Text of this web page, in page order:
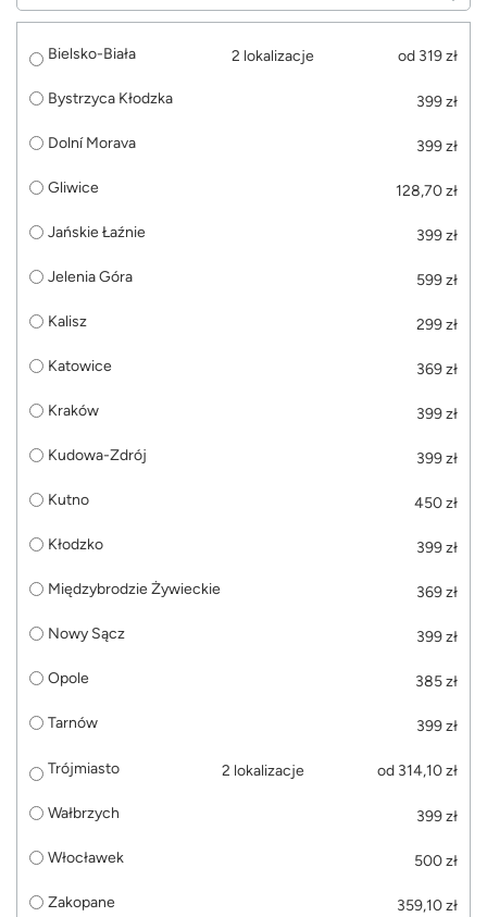
Bielsko-Biała 2 lokalizacje od 319 zł
Bystrzyca Kłodzka 399 zł
Dolní Morava 399 zł
Gliwice 128,70 zł
Jańskie Łaźnie 399 zł
Jelenia Góra 599 zł
Kalisz 299 zł
Katowice 369 zł
Kraków 399 zł
Kudowa-Zdrój 399 zł
Kutno 450 zł
Kłodzko 399 zł
Międzybrodzie Żywieckie 369 zł
Nowy Sącz 399 zł
Opole 385 zł
Tarnów 399 zł
Trójmiasto 2 lokalizacje od 314,10 zł
Wałbrzych 399 zł
Włocławek 500 zł
Zakopane 359,10 zł